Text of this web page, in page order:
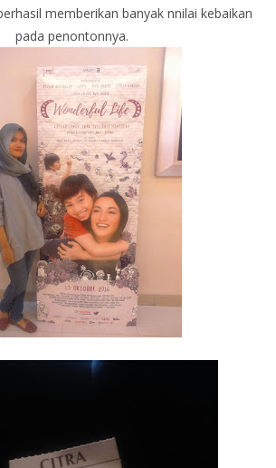
memberikan banyak nnilai kebaikan
pada penontonnya.